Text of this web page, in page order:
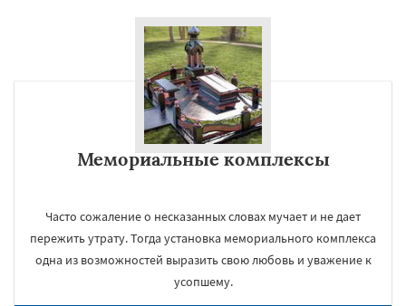
Мемориальные комплексы
Часто сожаление о несказанных словах мучает и не дает
пережить утрату. Тогда установка мемориального комплекса
одна из возможностей выразить свою любовь и уважение к
усопшему.